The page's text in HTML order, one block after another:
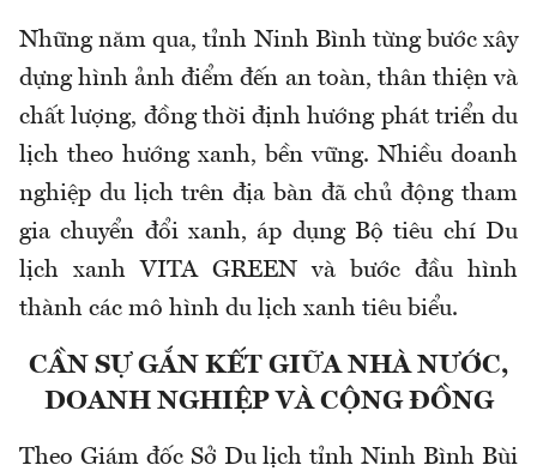
Những năm qua, tỉnh Ninh Bình từng bước xây
dựng hình ảnh điểm đến an toàn, thân thiện và
chất lượng, đồng thời định hướng phát triển du
lịch theo hướng xanh, bền vững. Nhiều doanh
nghiệp du lịch trên địa bàn đã chủ động tham
gia chuyển đổi xanh, áp dụng Bộ tiêu chí Du
lịch xanh VITA GREEN và bước đầu hình
thành các mô hình du lịch xanh tiêu biểu.
CẦN SỰ GẮN KẾT GIỮA NHÀ NƯỚC,
DOANH NGHIỆP VÀ CỘNG ĐỒNG
Theo Giám đốc Sở Du lịch tỉnh Ninh Bình Bùi